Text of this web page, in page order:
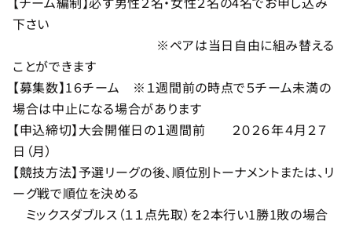
下さい
※ペアは当日自由に組み替える
ことができます
【募集数】1６チーム ※１週間前の時点で５チーム未満の
場合は中止になる場合があります
【申込締切】大会開催日の１週間前 ２０２６年４月２７
日（月）
【競技方法】予選リーグの後、順位別トーナメントまたは、リ
ーグ戦で順位を決める
ミックスダブルス（１１点先取）を2本行い1勝1敗の場合